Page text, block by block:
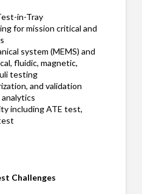
in-Tray
for mission critical and
system (MEMS) and
fluidic, magnetic,
testing
and validation
including ATE test,
Challenges